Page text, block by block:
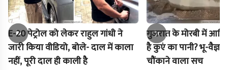
E-20 पेट्रोल को लेकर राहुल गांधी ने
जारी किया वीडियो, बोले- दाल में काला
नहीं, पूरी दाल ही काली है
गुजरात के मोरबी में
है कुएं का पानी? भू-
चौंकाने वाला सच